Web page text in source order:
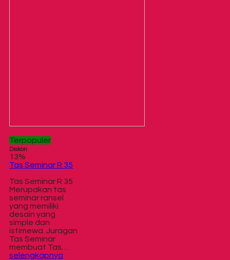
Terpopuler
Diskon
13%
Tas Seminar R 35
Tas Seminar R 35
Merupakan tas
seminar ransel
yang memiliki
desain yang
simple dan
istimewa. Juragan
Tas Seminar
membuat Tas…
selengkapnya